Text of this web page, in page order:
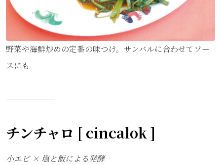
野菜や海鮮炒めの定番の味つけ。サンバルに合わせてソー
スにも
チンチャロ [ cincalok ]
小エビ × 塩と飯による発酵